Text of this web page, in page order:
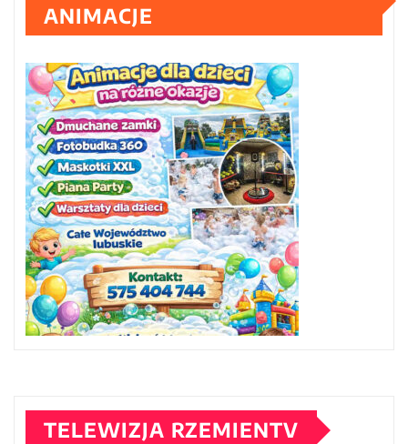
ANIMACJE
TELEWIZJA RZEMIENTV